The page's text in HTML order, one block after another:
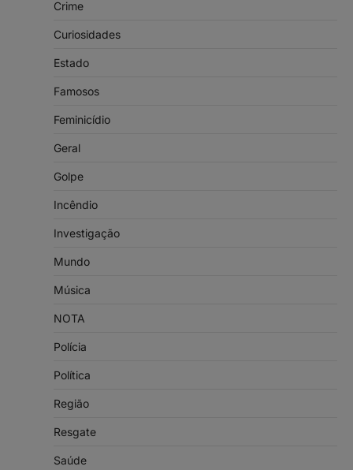
Crime
Curiosidades
Estado
Famosos
Feminicídio
Geral
Golpe
Incêndio
Investigação
Mundo
Música
NOTA
Polícia
Política
Região
Resgate
Saúde